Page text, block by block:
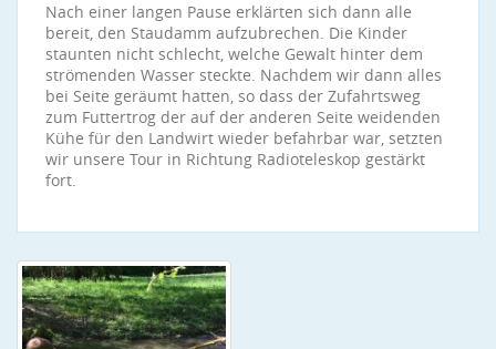
Nach einer langen Pause erklärten sich dann alle
bereit, den Staudamm aufzubrechen. Die Kinder
staunten nicht schlecht, welche Gewalt hinter dem
strömenden Wasser steckte. Nachdem wir dann alles
bei Seite geräumt hatten, so dass der Zufahrtsweg
zum Futtertrog der auf der anderen Seite weidenden
Kühe für den Landwirt wieder befahrbar war, setzten
wir unsere Tour in Richtung Radioteleskop gestärkt
fort.